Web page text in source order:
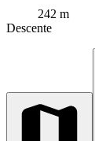
242 m
Descente